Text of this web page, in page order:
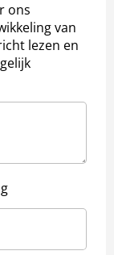
ons
van
lezen en